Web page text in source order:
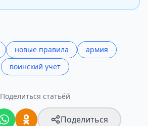
новые правила
армия
воинский учет
Поделиться статьёй
Поделиться